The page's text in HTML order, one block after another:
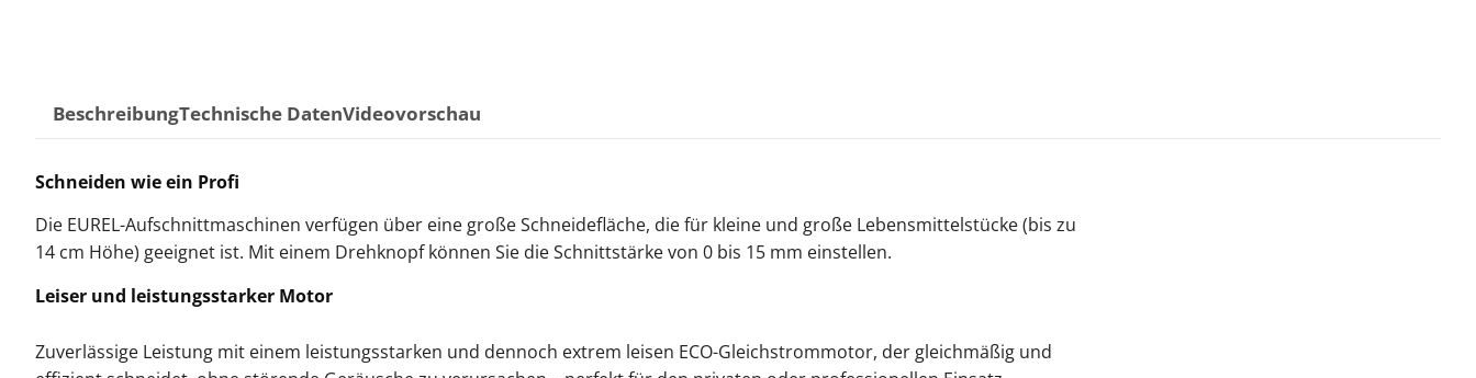
BeschreibungTechnische DatenVideovorschau
Schneiden wie ein Profi
Die EUREL-Aufschnittmaschinen verfügen über eine große Schneidefläche, die für kleine und große Lebensmittelstücke (bis zu
14 cm Höhe) geeignet ist. Mit einem Drehknopf können Sie die Schnittstärke von 0 bis 15 mm einstellen.
Leiser und leistungsstarker Motor
Zuverlässige Leistung mit einem leistungsstarken und dennoch extrem leisen ECO-Gleichstrommotor, der gleichmäßig und